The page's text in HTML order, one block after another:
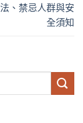
、禁忌人群與安
全須知